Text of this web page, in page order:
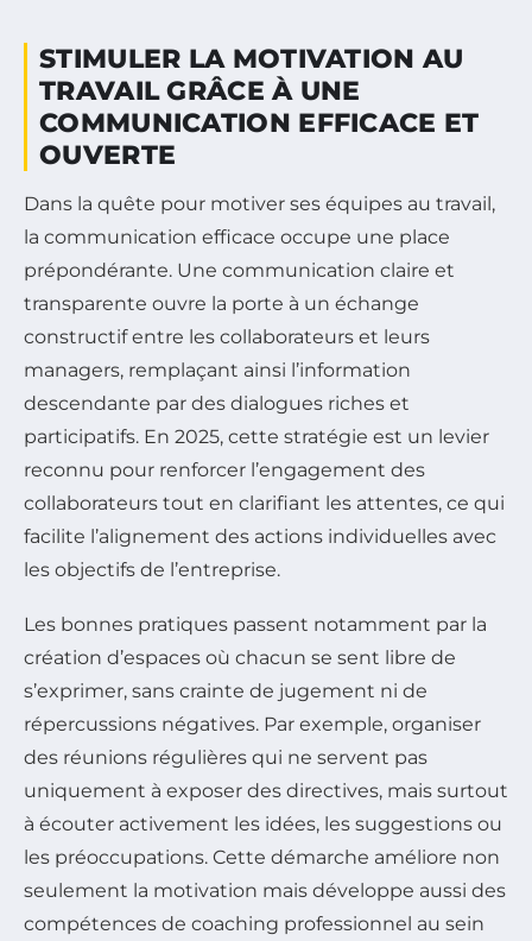
STIMULER LA MOTIVATION AU
TRAVAIL GRÂCE À UNE
COMMUNICATION EFFICACE ET
OUVERTE
Dans la quête pour motiver ses équipes au travail,
la communication efficace occupe une place
prépondérante. Une communication claire et
transparente ouvre la porte à un échange
constructif entre les collaborateurs et leurs
managers, remplaçant ainsi l’information
descendante par des dialogues riches et
participatifs. En 2025, cette stratégie est un levier
reconnu pour renforcer l’engagement des
collaborateurs tout en clarifiant les attentes, ce qui
facilite l’alignement des actions individuelles avec
les objectifs de l’entreprise.
Les bonnes pratiques passent notamment par la
création d’espaces où chacun se sent libre de
s’exprimer, sans crainte de jugement ni de
répercussions négatives. Par exemple, organiser
des réunions régulières qui ne servent pas
uniquement à exposer des directives, mais surtout
à écouter activement les idées, les suggestions ou
les préoccupations. Cette démarche améliore non
seulement la motivation mais développe aussi des
compétences de coaching professionnel au sein